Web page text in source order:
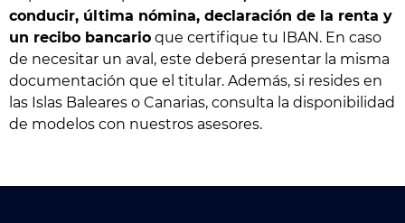
conducir, última nómina, declaración de la renta y
un recibo bancario que certifique tu IBAN. En caso
de necesitar un aval, este deberá presentar la misma
documentación que el titular. Además, si resides en
las Islas Baleares o Canarias, consulta la disponibilidad
de modelos con nuestros asesores.